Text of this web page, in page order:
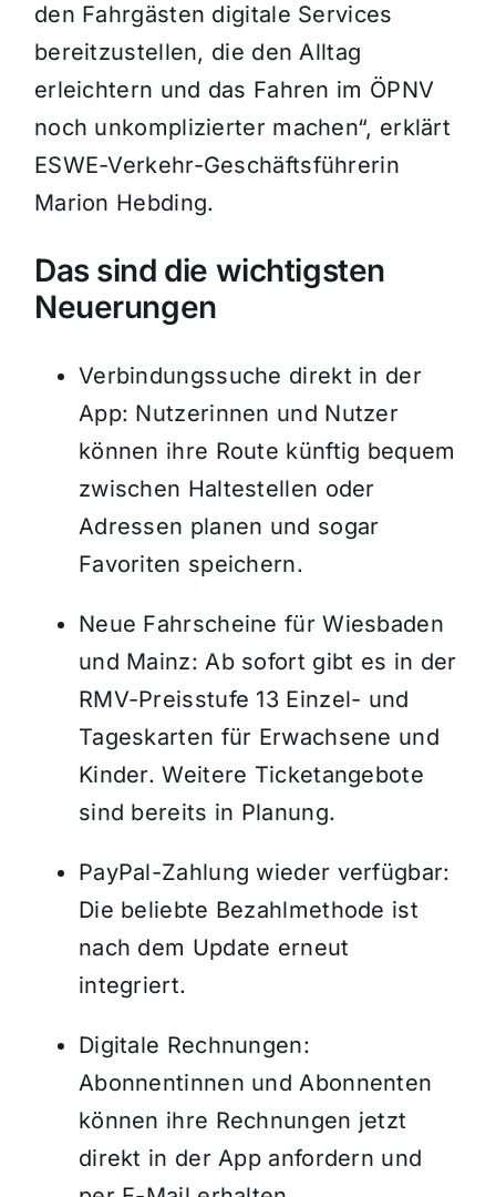
den Fahrgästen digitale Services
bereitzustellen, die den Alltag
erleichtern und das Fahren im ÖPNV
noch unkomplizierter machen“, erklärt
ESWE-Verkehr-Geschäftsführerin
Marion Hebding.
Das sind die wichtigsten
Neuerungen
Verbindungssuche direkt in der
App: Nutzerinnen und Nutzer
können ihre Route künftig bequem
zwischen Haltestellen oder
Adressen planen und sogar
Favoriten speichern.
Neue Fahrscheine für Wiesbaden
und Mainz: Ab sofort gibt es in der
RMV-Preisstufe 13 Einzel- und
Tageskarten für Erwachsene und
Kinder. Weitere Ticketangebote
sind bereits in Planung.
PayPal-Zahlung wieder verfügbar:
Die beliebte Bezahlmethode ist
nach dem Update erneut
integriert.
Digitale Rechnungen:
Abonnentinnen und Abonnenten
können ihre Rechnungen jetzt
direkt in der App anfordern und